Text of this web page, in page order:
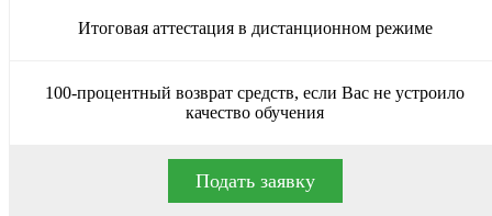
Итоговая аттестация в дистанционном режиме
100-процентный возврат средств, если Вас не устроило
качество обучения
Подать заявку